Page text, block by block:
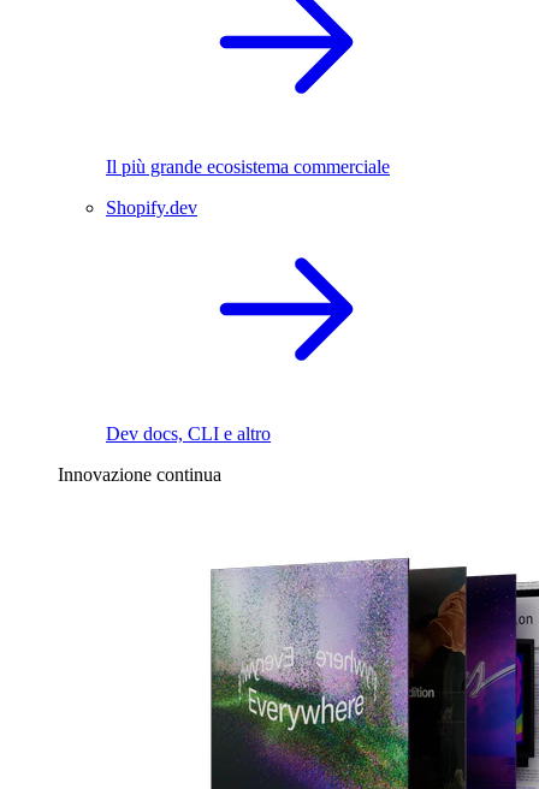
Il più grande ecosistema commerciale
Shopify.dev
Dev docs, CLI e altro
Innovazione continua